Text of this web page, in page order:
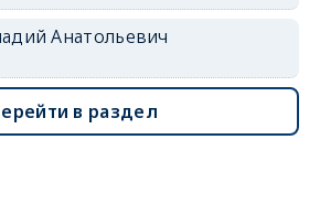
Анатольевич
в раздел